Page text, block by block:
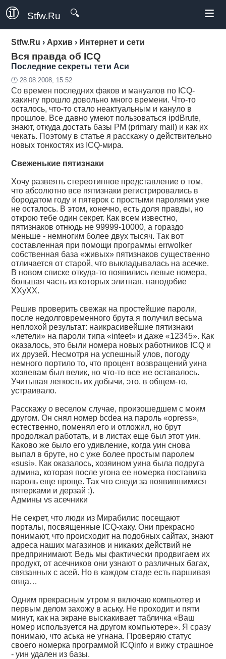
Stfw.Ru 🔍 ≡
Stfw.Ru › Архив › Интернет и сети
Вся правда об ICQ
Последние секреты тети Аси
🕛 28.08.2008, 15:52
Со времен последних факов и мануалов по ICQ-
хакингу прошло довольно много времени. Что-то
осталось, что-то стало неактуальным и кануло в
прошлое. Все давно умеют пользоваться ipdBrute,
знают, откуда достать базы PM (primary mail) и как их
чекать. Поэтому в статье я расскажу о действительно
новых тонкостях из ICQ-мира.
Свеженькие пятизнаки
Хочу развеять стереотипное представление о том,
что абсолютно все пятизнаки регистрировались в
бородатом году и пятерок с простыми паролями уже
не осталось. В этом, конечно, есть доля правды, но
открою тебе один секрет. Как всем известно,
пятизнаков отнюдь не 99999-10000, а гораздо
меньше - немногим более двух тысяч. Так вот
составленная при помощи программы errwolker
собственная база «живых» пятизнаков существенно
отличается от старой, что выкладывалась на асечке.
В новом списке откуда-то появились левые номера,
большая часть из которых элитная, наподобие
ХХуХХ.
Решив проверить свежак на простейшие пароли,
после недолговременного брута я получил весьма
неплохой результат: наикрасивейшие пятизнаки
«летели» на пароли типа «inteet» и даже «12345». Как
оказалось, это были номера новых работников ICQ и
их друзей. Несмотря на успешный улов, погоду
немного портило то, что процент возвращений уина
хозяевам был велик, но что-то все же оставалось.
Учитывая легкость их добычи, это, в общем-то,
устраивало.
Расскажу о веселом случае, произошедшем с моим
другом. Он снял номер bcdea на пароль «opress»,
естественно, поменял его и отложил, но брут
продолжал работать, и в листах еще был этот уин.
Каково же было его удивление, когда уин снова
выпал в бруте, но с уже более простым паролем
«susi». Как оказалось, хозяином уина была подруга
админа, которая после угона ее номерка поставила
пароль еще проще. Так что следи за появившимися
пятерками и дерзай ;).
Админы vs асечники
Не секрет, что люди из Мирабилис посещают
порталы, посвященные ICQ-хаку. Они прекрасно
понимают, что происходит на подобных сайтах, знают
адреса наших магазинов и никаких действий не
предпринимают. Ведь мы фактически продвигаем их
продукт, от асечников они узнают о различных багах,
связанных с асей. Но в каждом стаде есть паршивая
овца…
Одним прекрасным утром я включаю компьютер и
первым делом захожу в аську. Не проходит и пяти
минут, как на экране выскакивает табличка «Ваш
номер используется на другом компьютере». Я сразу
понимаю, что аська не угнана. Проверяю статус
своего номерка программой ICQinfo и вижу страшное
- уин удален из базы.